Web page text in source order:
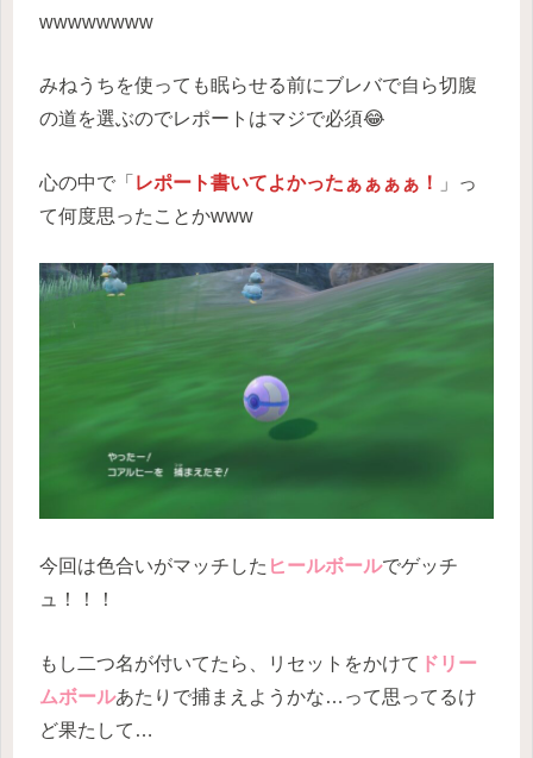
wwwwwwww
みねうちを使っても眠らせる前にブレバで自ら切腹
の道を選ぶのでレポートはマジで必須😂
心の中で「 レポート書いてよかったぁぁぁぁ！
」っ
て何度思ったことかwww
今回は色合いがマッチした ヒールボールでゲッチ
ュ！！！
もし二つ名が付いてたら、リセットをかけて ドリー
ムボールあたりで捕まえようかな…って思ってるけ
ど果たして…